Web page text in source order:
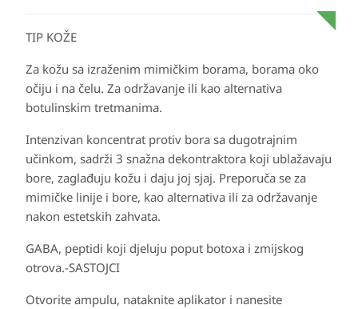
TIP KOŽE
Za kožu sa izraženim mimičkim borama, borama oko
očiju i na čelu. Za održavanje ili kao alternativa
botulinskim tretmanima.
Intenzivan koncentrat protiv bora sa dugotrajnim
učinkom, sadrži 3 snažna dekontraktora koji ublažavaju
bore, zaglađuju kožu i daju joj sjaj. Preporuča se za
mimičke linije i bore, kao alternativa ili za održavanje
nakon estetskih zahvata.
GABA, peptidi koji djeluju poput botoxa i zmijskog
otrova.-SASTOJCI
Otvorite ampulu, nataknite aplikator i nanesite